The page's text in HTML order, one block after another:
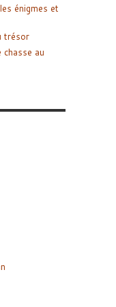
énigmes et
trésor
chasse au